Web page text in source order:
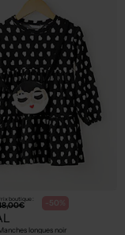
boutique : -50%
longues noir